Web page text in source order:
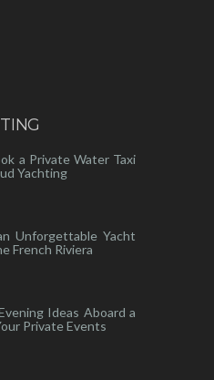
a Private Water Taxi
Yachting
Unforgettable Yacht
French Riviera
Ideas Aboard a
Private Events